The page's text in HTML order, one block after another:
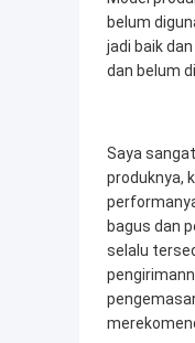
belum
jadi baik
dan belum
Saya
produknya,
bagus dan
selalu